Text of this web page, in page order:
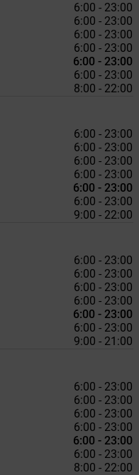
6:00 - 23:00
6:00 - 23:00
6:00 - 23:00
6:00 - 23:00
6:00 - 23:00
6:00 - 23:00
8:00 - 22:00
6:00 - 23:00
6:00 - 23:00
6:00 - 23:00
6:00 - 23:00
6:00 - 23:00
6:00 - 23:00
9:00 - 22:00
6:00 - 23:00
6:00 - 23:00
6:00 - 23:00
6:00 - 23:00
6:00 - 23:00
6:00 - 23:00
9:00 - 21:00
6:00 - 23:00
6:00 - 23:00
6:00 - 23:00
6:00 - 23:00
6:00 - 23:00
6:00 - 23:00
8:00 - 22:00